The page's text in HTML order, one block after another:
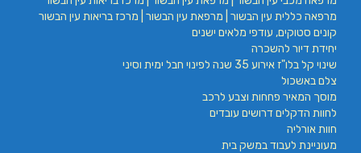
מרפאה כללית עין הבשור | מרפאת עין הבשור | מרכז בריאות עין הבשור
קונים סטוקים, עודפי מלאים ישנים
יחידת דיור להשכרה
שינוי קל בלו"ז אירוע 35 שנה לפינוי חבל ימית וסיני
צלם באשכול
מוסך המאיר פחחות וצבע לרכב
לחוות הדקלים דרושים עובדים
חוות אורליה
מעוניינת לעבוד במשק בית